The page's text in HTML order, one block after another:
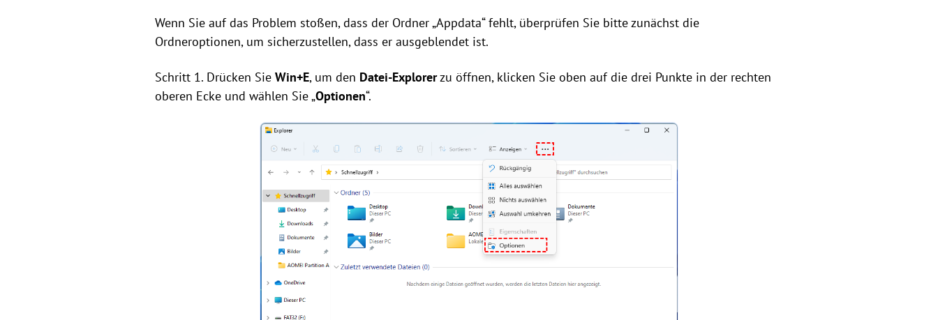
Wenn Sie auf das Problem stoßen, dass der Ordner „Appdata“ fehlt, überprüfen Sie bitte zunächst die
Ordneroptionen, um sicherzustellen, dass er ausgeblendet ist.
Schritt 1. Drücken Sie Win+E, um den Datei-Explorerzu öffnen, klicken Sie oben auf die drei Punkte in der rechten
oberen Ecke und wählen Sie „Optionen“.